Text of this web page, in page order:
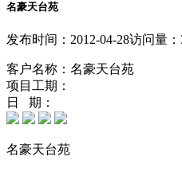
名豪天台苑
发布时间：2012-04-28访问量：
客户名称：名豪天台苑
项目工期：
日 期：
名豪天台苑